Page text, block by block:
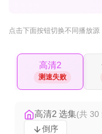
点击下面按钮切换不同播放源
高清2
测速失败
高清2 选集(共 30
倒序